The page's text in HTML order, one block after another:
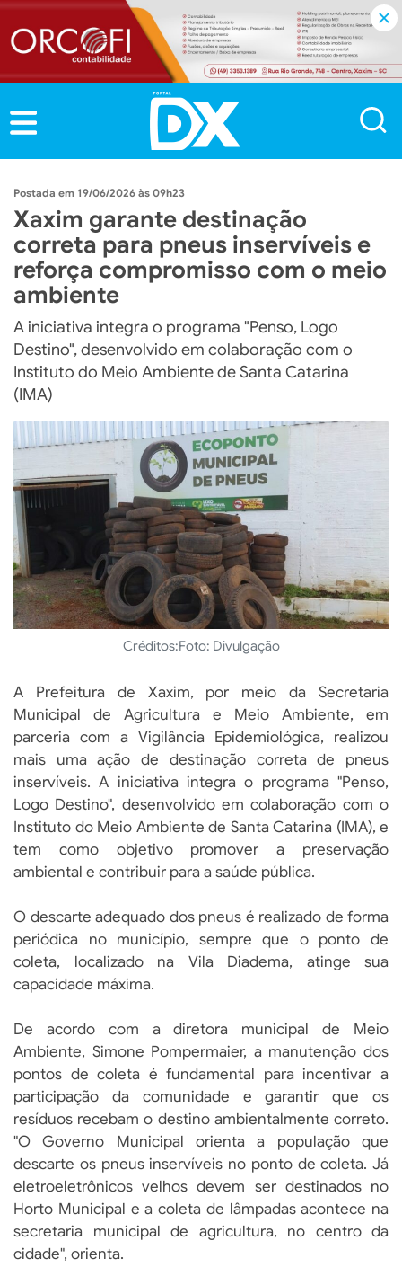
19/06/2026 às 09h23
Xaxim garante destinação
correta para pneus inservíveis e
reforça compromisso com o meio
ambiente
A iniciativa integra o programa "Penso, Logo
Destino", desenvolvido em colaboração com o
Instituto do Meio Ambiente de Santa Catarina
(IMA)
Créditos:Foto: Divulgação
A Prefeitura de Xaxim, por meio da Secretaria
Municipal de Agricultura e Meio Ambiente, em
parceria com a Vigilância Epidemiológica, realizou
mais uma ação de destinação correta de pneus
inservíveis. A iniciativa integra o programa "Penso,
Logo Destino", desenvolvido em colaboração com o
Instituto do Meio Ambiente de Santa Catarina (IMA), e
tem como objetivo promover a preservação
ambiental e contribuir para a saúde pública.
O descarte adequado dos pneus é realizado de forma
periódica no município, sempre que o ponto de
coleta, localizado na Vila Diadema, atinge sua
capacidade máxima.
De acordo com a diretora municipal de Meio
Ambiente, Simone Pompermaier, a manutenção dos
pontos de coleta é fundamental para incentivar a
participação da comunidade e garantir que os
resíduos recebam o destino ambientalmente correto.
"O Governo Municipal orienta a população que
descarte os pneus inservíveis no ponto de coleta. Já
eletroeletrônicos velhos devem ser destinados no
Horto Municipal e a coleta de lâmpadas acontece na
secretaria municipal de agricultura, no centro da
cidade", orienta.